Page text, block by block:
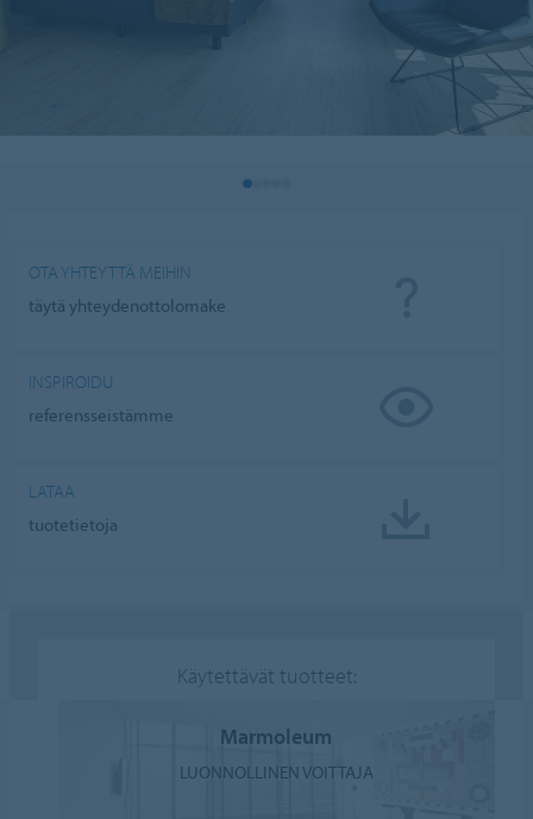
OTA YHTEYTTÄ MEIHIN
täytä yhteydenottolomake
INSPIROIDU
referensseistämme
LATAA
tuotetietoja
Käytettävät tuotteet:
Marmoleum
LUONNOLLINEN VOITTAJA